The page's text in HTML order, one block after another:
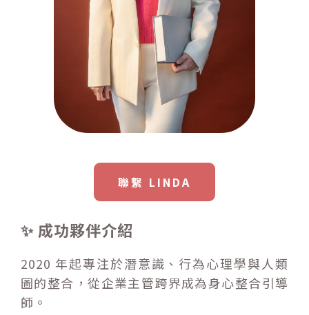
聯繫 LINDA
✨ 成功夥伴介紹
2020 年起專注於潛意識、行為心理學與人類
圖的整合，從企業主管跨界成為身心整合引導
師。